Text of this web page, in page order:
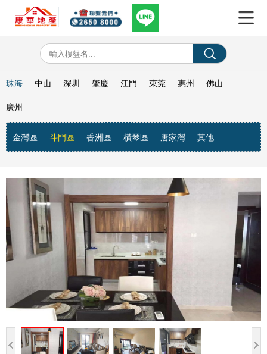
珠海
金灣區 斗門區 香洲區 橫琴區 唐家灣 其他
中山 深圳 肇慶 江門 東莞 惠州 佛山
廣州